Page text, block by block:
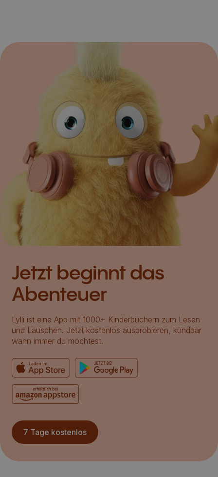
Jetzt beginnt das
Abenteuer
Lylli ist eine App mit 1000+ Kinderbüchern zum Lesen
und Lauschen. Jetzt kostenlos ausprobieren, kündbar
wann immer du möchtest.
7 Tage kostenlos